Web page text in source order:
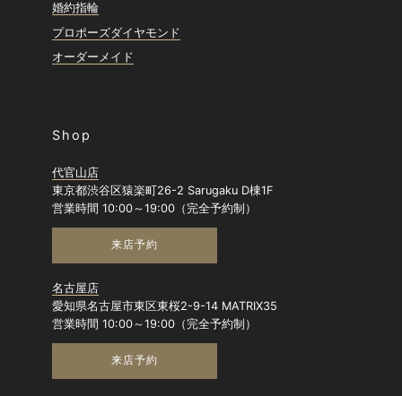
婚約指輪
プロポーズダイヤモンド
オーダーメイド
Shop
代官山店
東京都渋谷区猿楽町26-2 Sarugaku D棟1F
営業時間 10:00～19:00（完全予約制）
来店予約
名古屋店
愛知県名古屋市東区東桜2-9-14 MATRIX35
営業時間 10:00～19:00（完全予約制）
来店予約